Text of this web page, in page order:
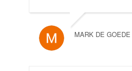
MARK DE GOEDE